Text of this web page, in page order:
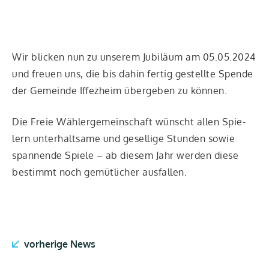
Wir bli­cken nun zu unse­rem Jubi­lä­um am 05.05.2024
und freu­en uns, die bis dahin fer­tig gestell­te Spen­de
der Gemein­de Iffez­heim über­ge­ben zu kön­nen.
Die Freie Wäh­ler­ge­mein­schaft wünscht allen Spie­
lern unter­halt­sa­me und gesel­li­ge Stun­den sowie
span­nen­de Spie­le – ab die­sem Jahr wer­den die­se
bestimmt noch gemüt­li­cher ausfallen.
vorherige News